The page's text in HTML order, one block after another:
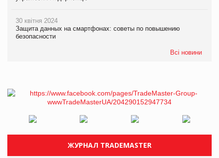
30 квітня 2024
Защита данных на смартфонах: советы по повышению
безопасности
Всі новини
ЖУРНАЛ TRADEMASTER